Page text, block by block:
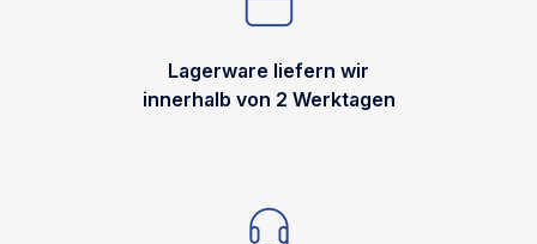
Lagerware liefern wir
innerhalb von 2 Werktagen